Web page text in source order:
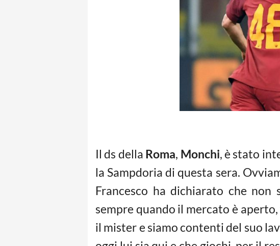
Il ds della Roma, Monchi, è stato
la Sampdoria di questa sera.
Francesco ha dichiarato che
sempre quando il mercato è
il mister e siamo contenti del suo